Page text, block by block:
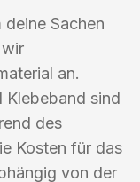
deine Sachen
an.
Klebeband sind
des
Kosten für das
von der